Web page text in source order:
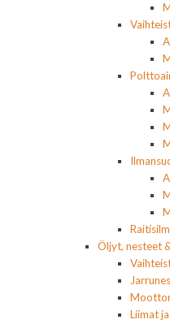
Öljyt, nesteet
Liimat